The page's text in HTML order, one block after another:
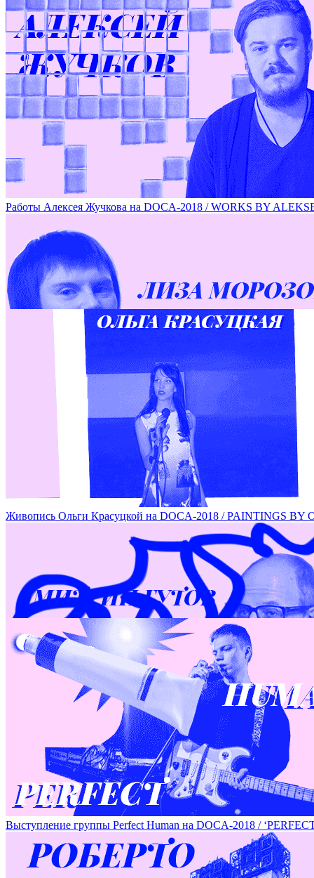
Специальный проект художника Валерия Чтака / ARTIST
Работы Алексея Жучкова на DOCA-2018 / WORKS BY
Перформанс Лизы Морозовой на DOCA-2018 /
Живопись Ольги Красуцкой на DOCA-2018 / PAINTINGS BY
Серия работ Дмитрия Гутова на DOCA-2018 / SERIES OF
Выступление группы Perfeсt Human на DOCA-2018 /